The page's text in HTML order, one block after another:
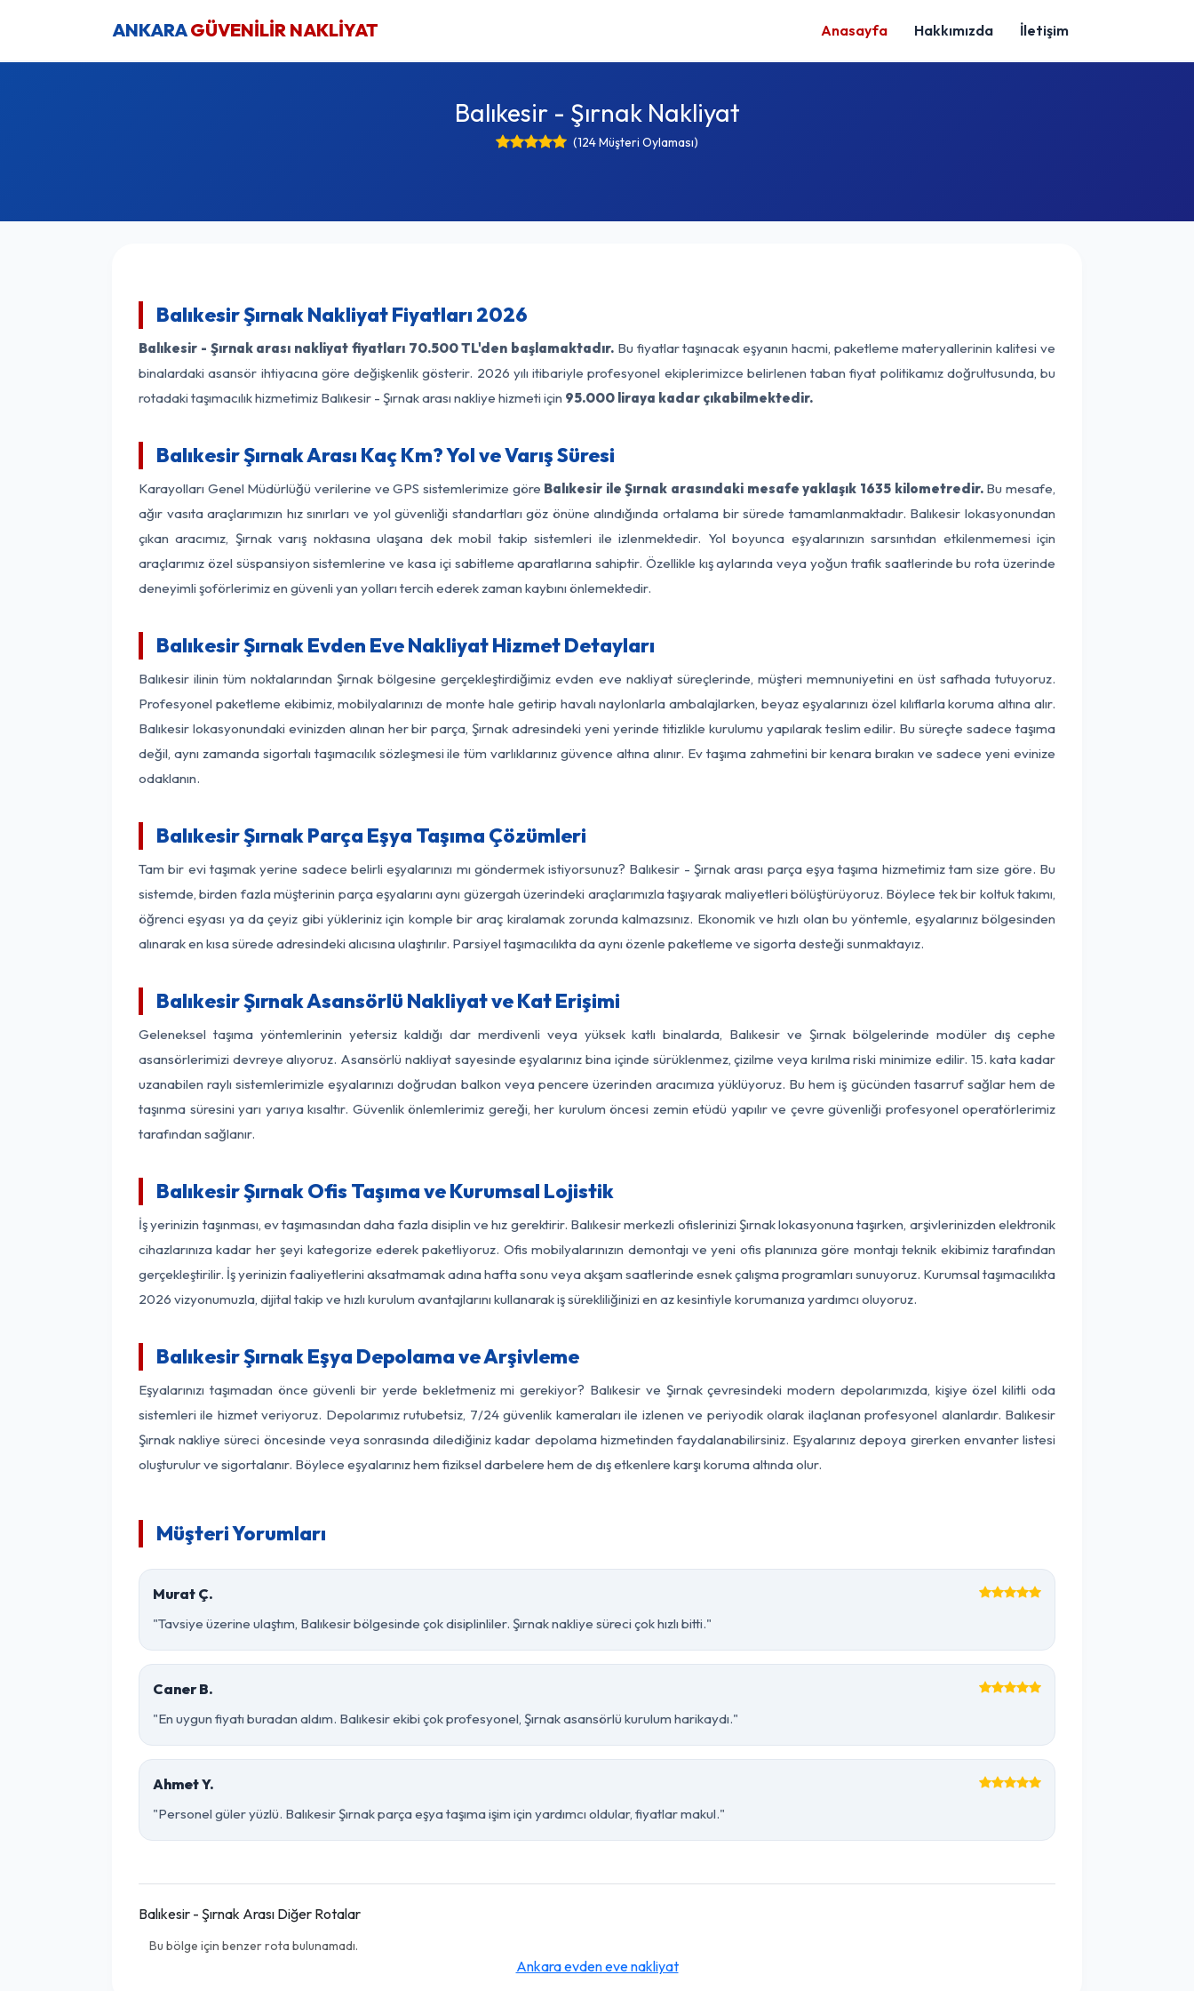
ANKARAGÜVENİLİR NAKLİYAT Anasayfa Hakkımızda İletişim
Balıkesir - Şırnak Nakliyat
(124 Müşteri Oylaması)
Balıkesir Şırnak Nakliyat Fiyatları 2026
Balıkesir - Şırnak arası nakliyat fiyatları 70.500 TL'den başlamaktadır. Bu fiyatlar taşınacak eşyanın hacmi, paketleme materyallerinin kalitesi ve
binalardaki asansör ihtiyacına göre değişkenlik gösterir. 2026 yılı itibariyle profesyonel ekiplerimizce belirlenen taban fiyat politikamız doğrultusunda, bu
rotadaki taşımacılık hizmetimiz Balıkesir - Şırnak arası nakliye hizmeti için 95.000 liraya kadar çıkabilmektedir.
Balıkesir Şırnak Arası Kaç Km? Yol ve Varış Süresi
Karayolları Genel Müdürlüğü verilerine ve GPS sistemlerimize göre Balıkesir ile Şırnak arasındaki mesafe yaklaşık 1635 kilometredir.Bu mesafe,
ağır vasıta araçlarımızın hız sınırları ve yol güvenliği standartları göz önüne alındığında ortalama bir sürede tamamlanmaktadır. Balıkesir lokasyonundan
çıkan aracımız, Şırnak varış noktasına ulaşana dek mobil takip sistemleri ile izlenmektedir. Yol boyunca eşyalarınızın sarsıntıdan etkilenmemesi için
araçlarımız özel süspansiyon sistemlerine ve kasa içi sabitleme aparatlarına sahiptir. Özellikle kış aylarında veya yoğun trafik saatlerinde bu rota üzerinde
deneyimli şoförlerimiz en güvenli yan yolları tercih ederek zaman kaybını önlemektedir.
Balıkesir Şırnak Evden Eve Nakliyat Hizmet Detayları
Balıkesir ilinin tüm noktalarından Şırnak bölgesine gerçekleştirdiğimiz evden eve nakliyat süreçlerinde, müşteri memnuniyetini en üst safhada tutuyoruz.
Profesyonel paketleme ekibimiz, mobilyalarınızı de monte hale getirip havalı naylonlarla ambalajlarken, beyaz eşyalarınızı özel kılıflarla koruma altına alır.
Balıkesir lokasyonundaki evinizden alınan her bir parça, Şırnak adresindeki yeni yerinde titizlikle kurulumu yapılarak teslim edilir. Bu süreçte sadece taşıma
değil, aynı zamanda sigortalı taşımacılık sözleşmesi ile tüm varlıklarınız güvence altına alınır. Ev taşıma zahmetini bir kenara bırakın ve sadece yeni evinize
odaklanın.
Balıkesir Şırnak Parça Eşya Taşıma Çözümleri
Tam bir evi taşımak yerine sadece belirli eşyalarınızı mı göndermek istiyorsunuz? Balıkesir - Şırnak arası parça eşya taşıma hizmetimiz tam size göre. Bu
sistemde, birden fazla müşterinin parça eşyalarını aynı güzergah üzerindeki araçlarımızla taşıyarak maliyetleri bölüştürüyoruz. Böylece tek bir koltuk takımı,
öğrenci eşyası ya da çeyiz gibi yükleriniz için komple bir araç kiralamak zorunda kalmazsınız. Ekonomik ve hızlı olan bu yöntemle, eşyalarınız bölgesinden
alınarak en kısa sürede adresindeki alıcısına ulaştırılır. Parsiyel taşımacılıkta da aynı özenle paketleme ve sigorta desteği sunmaktayız.
Balıkesir Şırnak Asansörlü Nakliyat ve Kat Erişimi
Geleneksel taşıma yöntemlerinin yetersiz kaldığı dar merdivenli veya yüksek katlı binalarda, Balıkesir ve Şırnak bölgelerinde modüler dış cephe
asansörlerimizi devreye alıyoruz. Asansörlü nakliyat sayesinde eşyalarınız bina içinde sürüklenmez, çizilme veya kırılma riski minimize edilir. 15. kata kadar
uzanabilen raylı sistemlerimizle eşyalarınızı doğrudan balkon veya pencere üzerinden aracımıza yüklüyoruz. Bu hem iş gücünden tasarruf sağlar hem de
taşınma süresini yarı yarıya kısaltır. Güvenlik önlemlerimiz gereği, her kurulum öncesi zemin etüdü yapılır ve çevre güvenliği profesyonel operatörlerimiz
tarafından sağlanır.
Balıkesir Şırnak Ofis Taşıma ve Kurumsal Lojistik
İş yerinizin taşınması, ev taşımasından daha fazla disiplin ve hız gerektirir. Balıkesir merkezli ofislerinizi Şırnak lokasyonuna taşırken, arşivlerinizden elektronik
cihazlarınıza kadar her şeyi kategorize ederek paketliyoruz. Ofis mobilyalarınızın demontajı ve yeni ofis planınıza göre montajı teknik ekibimiz tarafından
gerçekleştirilir. İş yerinizin faaliyetlerini aksatmamak adına hafta sonu veya akşam saatlerinde esnek çalışma programları sunuyoruz. Kurumsal taşımacılıkta
2026 vizyonumuzla, dijital takip ve hızlı kurulum avantajlarını kullanarak iş sürekliliğinizi en az kesintiyle korumanıza yardımcı oluyoruz.
Balıkesir Şırnak Eşya Depolama ve Arşivleme
Eşyalarınızı taşımadan önce güvenli bir yerde bekletmeniz mi gerekiyor? Balıkesir ve Şırnak çevresindeki modern depolarımızda, kişiye özel kilitli oda
sistemleri ile hizmet veriyoruz. Depolarımız rutubetsiz, 7/24 güvenlik kameraları ile izlenen ve periyodik olarak ilaçlanan profesyonel alanlardır. Balıkesir
Şırnak nakliye süreci öncesinde veya sonrasında dilediğiniz kadar depolama hizmetinden faydalanabilirsiniz. Eşyalarınız depoya girerken envanter listesi
oluşturulur ve sigortalanır. Böylece eşyalarınız hem fiziksel darbelere hem de dış etkenlere karşı koruma altında olur.
Müşteri Yorumları
Murat Ç.
"Tavsiye üzerine ulaştım, Balıkesir bölgesinde çok disiplinliler. Şırnak nakliye süreci çok hızlı bitti."
Caner B.
"En uygun fiyatı buradan aldım. Balıkesir ekibi çok profesyonel, Şırnak asansörlü kurulum harikaydı."
Ahmet Y.
"Personel güler yüzlü. Balıkesir Şırnak parça eşya taşıma işim için yardımcı oldular, fiyatlar makul."
Balıkesir - Şırnak Arası Diğer Rotalar
Bu bölge için benzer rota bulunamadı.
Ankara evden eve nakliyat